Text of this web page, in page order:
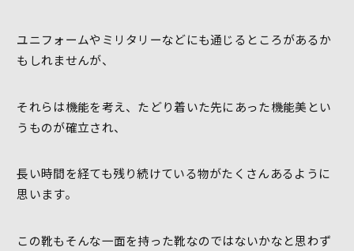
ユニフォームやミリタリーなどにも通じるところがあるか
もしれませんが、
それらは機能を考え、たどり着いた先にあった機能美とい
うものが確立され、
長い時間を経ても残り続けている物がたくさんあるように
思います。
この靴もそんな一面を持った靴なのではないかなと思わず